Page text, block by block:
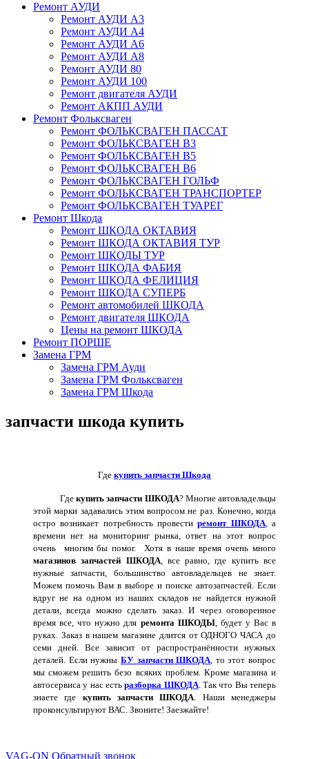
Ремонт АУДИ
Ремонт АУДИ А3
Ремонт АУДИ А4
Ремонт АУДИ А6
Ремонт АУДИ А8
Ремонт АУДИ 80
Ремонт АУДИ 100
Ремонт двигателя АУДИ
Ремонт АКПП АУДИ
Ремонт Фольксваген
Ремонт ФОЛЬКСВАГЕН ПАССАТ
Ремонт ФОЛЬКСВАГЕН В3
Ремонт ФОЛЬКСВАГЕН В5
Ремонт ФОЛЬКСВАГЕН В6
Ремонт ФОЛЬКСВАГЕН ГОЛЬФ
Ремонт ФОЛЬКСВАГЕН ТРАНСПОРТЕР
Ремонт ФОЛЬКСВАГЕН ТУАРЕГ
Ремонт Шкода
Ремонт ШКОДА ОКТАВИЯ
Ремонт ШКОДА ОКТАВИЯ ТУР
Ремонт ШКОДЫ ТУР
Ремонт ШКОДА ФАБИЯ
Ремонт ШКОДА ФЕЛИЦИЯ
Ремонт ШКОДА СУПЕРБ
Ремонт автомобилей ШКОДА
Ремонт двигателя ШКОДА
Цены на ремонт ШКОДА
Ремонт ПОРШЕ
Замена ГРМ
Замена ГРМ Ауди
Замена ГРМ Фольксваген
Замена ГРМ Шкода
запчасти шкода купить
Где купить запчасти Шкода
Гдекупить запчасти ШКОДА? Многие автовладельцы
этой марки задавались этим вопросом не раз. Конечно, когда
остро возникает потребность провестиремонт ШКОДА, а
времени нет на мониторинг рынка, ответ на этот вопрос
очень
многим бы помог.
Хотя в наше время очень много
магазинов запчастей ШКОДА, все равно, где купить все
нужные запчасти, большинство автовладельцев не знает.
Можем помочь Вам в выборе и поиске автозапчастей. Если
вдруг не на одном из наших складов не найдется нужной
детали, всегда можно сделать заказ. И через оговоренное
время все, что нужно для ремонта ШКОДЫ, будет у Вас в
руках. Заказ в нашем магазине длится от ОДНОГО ЧАСА до
семи дней. Все зависит от распространённости нужных
деталей. Если нужны БУ запчасти ШКОДА , то этот вопрос
мы сможем решить безо всяких проблем. Кроме магазина и
автосервиса у нас естьразборка ШКОДА. Так что Вы теперь
знаете где купить запчасти ШКОДА . Наши менеджеры
проконсультируют ВАС. Звоните! Заезжайте!
VAG-ON Обратный звонок